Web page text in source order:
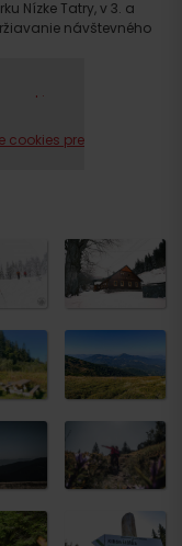
Nízke Tatry, v 3. a
návštevného
cookies pre
cookies pre